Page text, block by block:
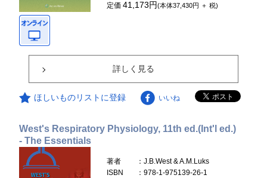
定価41,173円(本体37,430円 ＋ 税)
詳しく見る
ほしいものリストに登録 いいね
West's Respiratory Physiology, 11th ed.(Int'l ed.)
- The Essentials
著者
：J.B.West & A.M.Luks
ISBN
：978-1-975139-26-1